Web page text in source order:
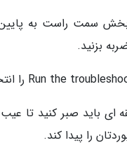
بخش سمت راست به
ای باید صبر کنید تا
را پیدا کند.